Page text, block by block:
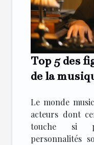
Top 5 des
de la
Le monde
acteurs dont
touche si
personnalités